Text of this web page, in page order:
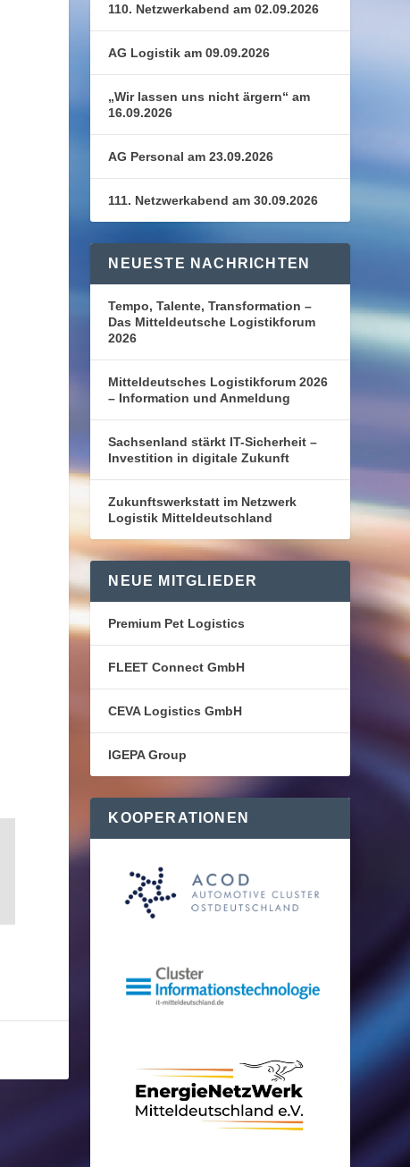
110. Netzwerkabend am 02.09.2026
AG Logistik am 09.09.2026
„Wir lassen uns nicht ärgern“ am
16.09.2026
AG Personal am 23.09.2026
111. Netzwerkabend am 30.09.2026
NEUESTE NACHRICHTEN
Tempo, Talente, Transformation –
Das Mitteldeutsche Logistikforum
2026
Mitteldeutsches Logistikforum 2026
– Information und Anmeldung
Sachsenland stärkt IT-Sicherheit –
Investition in digitale Zukunft
Zukunftswerkstatt im Netzwerk
Logistik Mitteldeutschland
NEUE MITGLIEDER
Premium Pet Logistics
FLEET Connect GmbH
CEVA Logistics GmbH
IGEPA Group
KOOPERATIONEN